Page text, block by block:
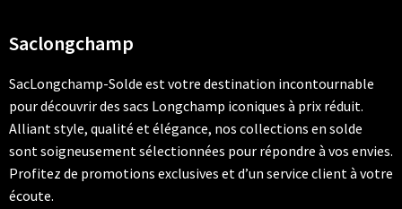
Saclongchamp
SacLongchamp-Solde est votre destination incontournable
pour découvrir des sacs Longchamp iconiques à prix réduit.
Alliant style, qualité et élégance, nos collections en solde
sont soigneusement sélectionnées pour répondre à vos envies.
Profitez de promotions exclusives et d’un service client à votre
écoute.